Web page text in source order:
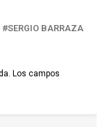
SERGIO BARRAZA
Los campos